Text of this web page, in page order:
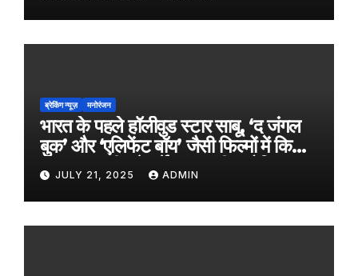
ब्रेकिंग न्यूज़ मनोरंजन
भारत के पहले हॉलीवुड स्टार साबू, ‘द जंगल
बुक’ और ‘एलिफेंट बॉय’ जैसी फिल्मों में किया
काम, जल्द ही बड़े पर्दे पर आएगी बायोपिक
JULY 21, 2025 ADMIN